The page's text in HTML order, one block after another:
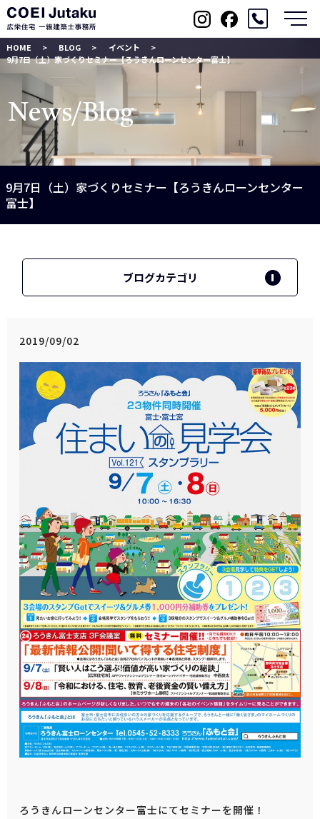
News/Blog
HOME BLOG
イベント
9月7日（土）家づくりセミナー【ろうきんローンセンター富士】
9月7日（土）家づくりセミナー【ろうきんローンセンター
富士】
ブログカテゴリ
2019/09/02
ろうきんローンセンター富士にてセミナーを開催！